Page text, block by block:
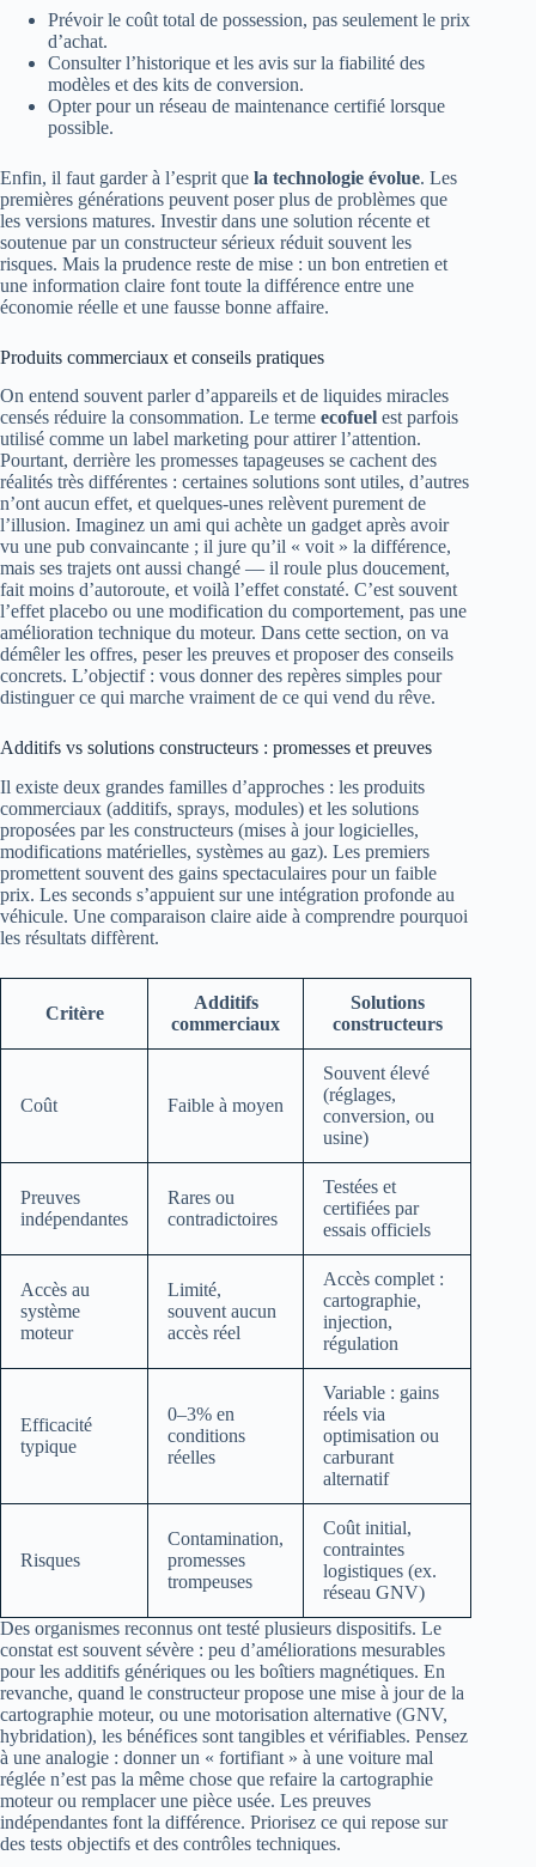
Prévoir le coût total de possession, pas seulement le prix
d’achat.
Consulter l’historique et les avis sur la fiabilité des
modèles et des kits de conversion.
Opter pour un réseau de maintenance certifié lorsque
possible.
Enfin, il faut garder à l’esprit que la technologie évolue. Les
premières générations peuvent poser plus de problèmes que
les versions matures. Investir dans une solution récente et
soutenue par un constructeur sérieux réduit souvent les
risques. Mais la prudence reste de mise : un bon entretien et
une information claire font toute la différence entre une
économie réelle et une fausse bonne affaire.
Produits commerciaux et conseils pratiques
On entend souvent parler d’appareils et de liquides miracles
censés réduire la consommation. Le terme ecofuel est parfois
utilisé comme un label marketing pour attirer l’attention.
Pourtant, derrière les promesses tapageuses se cachent des
réalités très différentes : certaines solutions sont utiles, d’autres
n’ont aucun effet, et quelques-unes relèvent purement de
l’illusion. Imaginez un ami qui achète un gadget après avoir
vu une pub convaincante ; il jure qu’il « voit » la différence,
mais ses trajets ont aussi changé — il roule plus doucement,
fait moins d’autoroute, et voilà l’effet constaté. C’est souvent
l’effet placebo ou une modification du comportement, pas une
amélioration technique du moteur. Dans cette section, on va
démêler les offres, peser les preuves et proposer des conseils
concrets. L’objectif : vous donner des repères simples pour
distinguer ce qui marche vraiment de ce qui vend du rêve.
Additifs vs solutions constructeurs : promesses et preuves
Il existe deux grandes familles d’approches : les produits
commerciaux (additifs, sprays, modules) et les solutions
proposées par les constructeurs (mises à jour logicielles,
modifications matérielles, systèmes au gaz). Les premiers
promettent souvent des gains spectaculaires pour un faible
prix. Les seconds s’appuient sur une intégration profonde au
véhicule. Une comparaison claire aide à comprendre pourquoi
les résultats diffèrent.
Critère
Additifs
commerciaux
Solutions
constructeurs
Coût Faible à moyen
Souvent élevé
(réglages,
conversion, ou
usine)
Preuves
indépendantes
Rares ou
contradictoires
Testées et
certifiées par
essais officiels
Accès au
système
moteur
Limité,
souvent aucun
accès réel
Accès complet :
cartographie,
injection,
régulation
Efficacité
typique
0–3% en
conditions
réelles
Variable : gains
réels via
optimisation ou
carburant
alternatif
Risques
Contamination,
promesses
trompeuses
Coût initial,
contraintes
logistiques (ex.
réseau GNV)
Des organismes reconnus ont testé plusieurs dispositifs. Le
constat est souvent sévère : peu d’améliorations mesurables
pour les additifs génériques ou les boîtiers magnétiques. En
revanche, quand le constructeur propose une mise à jour de la
cartographie moteur, ou une motorisation alternative (GNV,
hybridation), les bénéfices sont tangibles et vérifiables. Pensez
à une analogie : donner un « fortifiant » à une voiture mal
réglée n’est pas la même chose que refaire la cartographie
moteur ou remplacer une pièce usée. Les preuves
indépendantes font la différence. Priorisez ce qui repose sur
des tests objectifs et des contrôles techniques.